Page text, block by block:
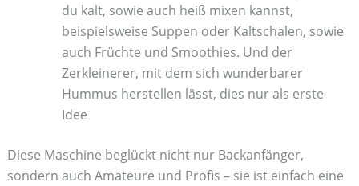
du kalt, sowie auch heiß mixen kannst,
beispielsweise Suppen oder Kaltschalen, sowie
auch Früchte und Smoothies. Und der
Zerkleinerer, mit dem sich wunderbarer
Hummus herstellen lässt, dies nur als erste
Idee
Diese Maschine beglückt nicht nur Backanfänger,
sondern auch Amateure und Profis – sie ist einfach eine